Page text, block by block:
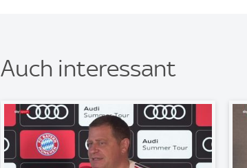
Auch interessant